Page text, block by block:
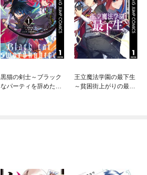
黒猫の剣士～ブラック
なパーティを辞めたら
王立魔法学園の最下生
～貧困街上がりの最強